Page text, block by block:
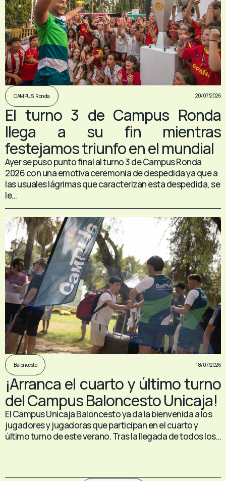
CAMPUS, Ronda 20/07/2026
El turno 3 de Campus Ronda
llega a su fin mientras
festejamos triunfo en el mundial
Ayer se puso punto final al turno 3 de Campus Ronda
2026 con una emotiva ceremonia de despedida ya que a
las usuales lágrimas que caracterizan esta despedida, se
le...
Baloncesto 18/07/2026
¡Arranca el cuarto y último turno
del Campus Baloncesto Unicaja!
El Campus Unicaja Baloncesto ya da la bienvenida a los
jugadores y jugadoras que participan en el cuarto y
último turno de este verano. Tras la llegada de todos los...